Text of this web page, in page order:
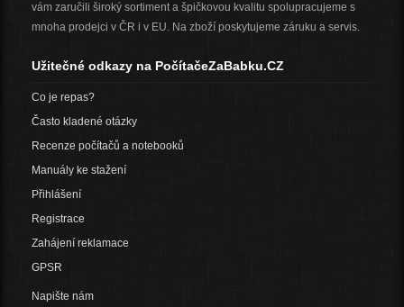
vám zaručili široký sortiment a špičkovou kvalitu spolupracujeme s
mnoha prodejci v ČR i v EU. Na zboží poskytujeme záruku a servis.
Užitečné odkazy na PočítačeZaBabku.CZ
Co je repas?
Často kladené otázky
Recenze počítačů a notebooků
Manuály ke stažení
Přihlášení
Registrace
Zahájení reklamace
GPSR
Napište nám